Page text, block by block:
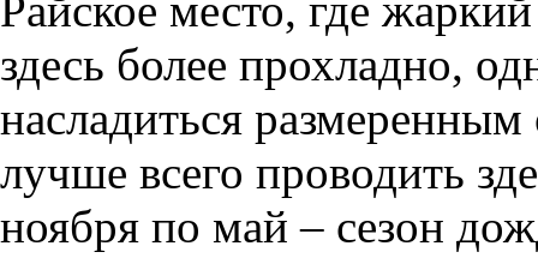
Райское место, где
здесь более прохладно,
насладиться
лучше всего проводить
ноября по май – сезон